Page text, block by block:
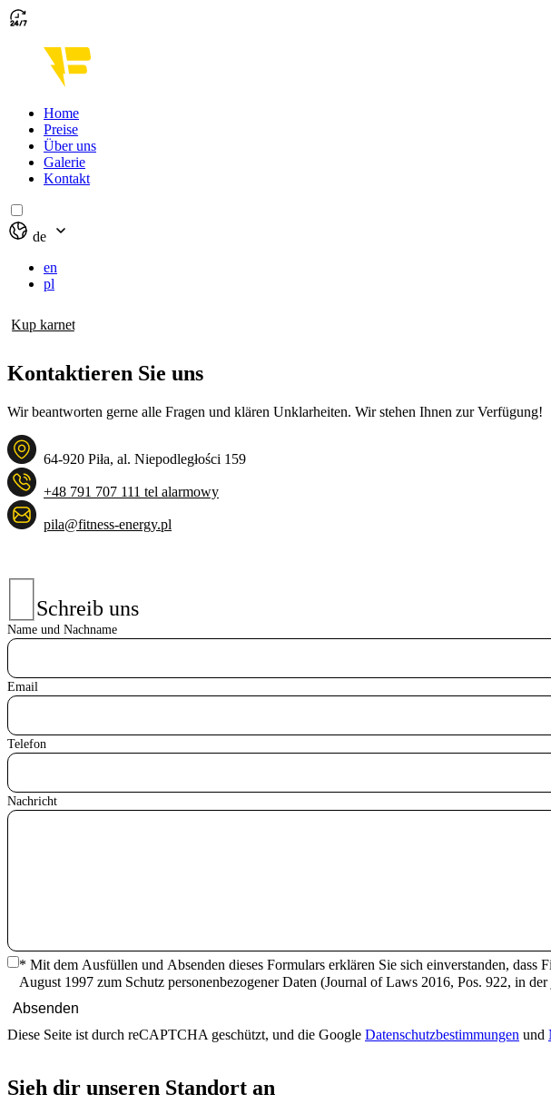
Home
Preise
Über uns
Galerie
Kontakt
de
en
pl
Kup karnet
Kontaktieren Sie uns
Wir beantworten gerne alle Fragen und klären Unklarheiten. Wir stehen Ihnen zur Verfügung!
64-920 Piła, al. Niepodległości 159
+48 791 707 111 tel alarmowy
pila@fitness-energy.pl
Schreib uns
Name und Nachname
Email
Telefon
Nachricht
* Mit dem Ausfüllen und Absenden dieses Formulars erklären Sie sich einverstanden, dass
August 1997 zum Schutz personenbezogener Daten (Journal of Laws 2016, Pos. 922, in
des Rates vom 27. April 2016 über den Schutz natürlicher Personen bei der Verarbeitung
Absenden
Diese Seite ist durch reCAPTCHA geschützt, und die Google Datenschutzbestimmungen und
Sieh dir unseren Standort an